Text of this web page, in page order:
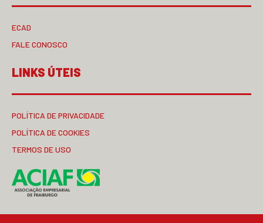
ECAD
FALE CONOSCO
LINKS ÚTEIS
POLÍTICA DE PRIVACIDADE
POLÍTICA DE COOKIES
TERMOS DE USO